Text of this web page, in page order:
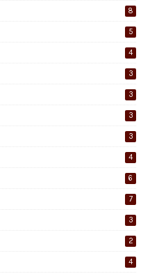
8
5
4
3
3
3
3
4
6
7
3
2
4